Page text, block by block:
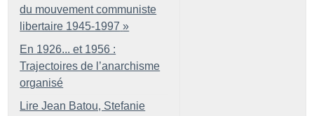
du mouvement communiste
libertaire 1945-1997 »
En 1926... et 1956 :
Trajectoires de l’anarchisme
organisé
Lire Jean Batou, Stefanie